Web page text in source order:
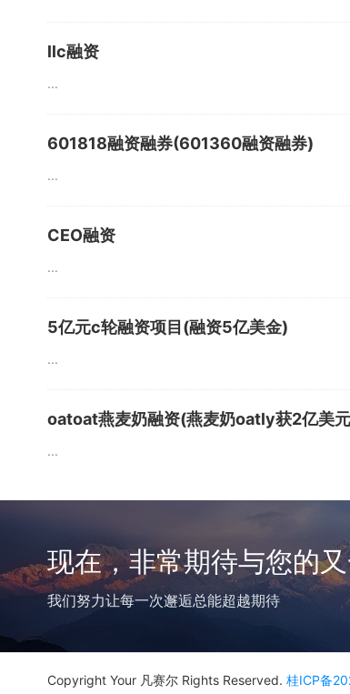
llc融资
...
601818融资融券(601360融资融券)
...
CEO融资
...
5亿元c轮融资项目(融资5亿美金)
...
oatoat燕麦奶融资(燕麦奶oatly获2亿美
...
现在，非常期待与您的
我们努力让每一次邂逅总能超越期待
Copyright Your 凡赛尔 Rights Reserved. 桂ICP备